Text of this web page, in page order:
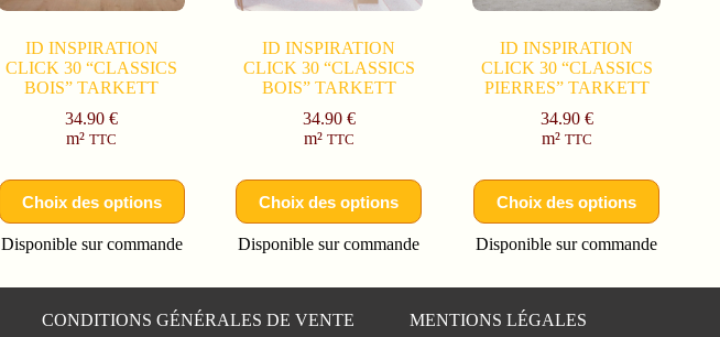
ID INSPIRATION
CLICK 30 “CLASSICS
BOIS” TARKETT
34.90 €
m² TTC
Choix des options
Disponible sur commande
ID INSPIRATION
CLICK 30 “CLASSICS
BOIS” TARKETT
34.90 €
m² TTC
Choix des options
Disponible sur commande
ID INSPIRATION
CLICK 30 “CLASSICS
PIERRES” TARKETT
34.90 €
m² TTC
Choix des options
Disponible sur commande
CONDITIONS GÉNÉRALES DE VENTE MENTIONS LÉGALES